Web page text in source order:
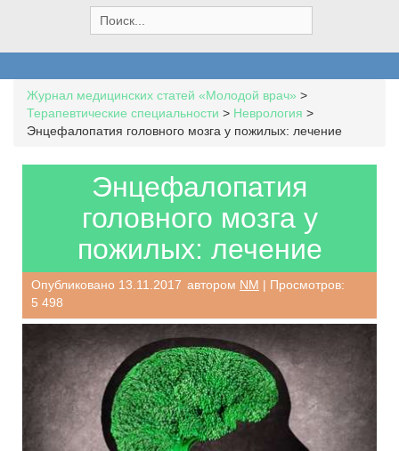
e
a
h
f
o
Журнал медицинских статей «Молодой врач» >
Терапевтические специальности > Неврология >
Энцефалопатия головного мозга у пожилых: лечение
Энцефалопатия
головного мозга у
пожилых: лечение
Опубликовано 13.11.2017 автором NM | Просмотров:
5 498